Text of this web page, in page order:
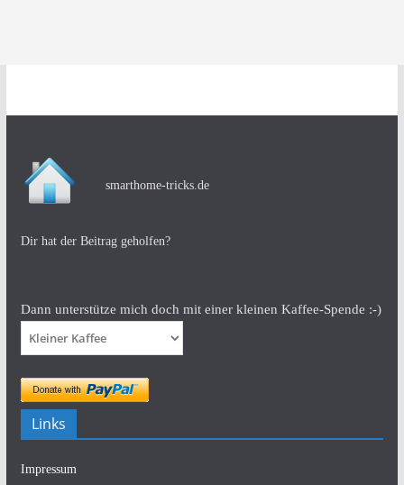
smarthome-tricks.de
Dir hat der Beitrag geholfen?
Dann unterstütze mich doch mit einer kleinen Kaffee-Spende :-)
Links
Impressum